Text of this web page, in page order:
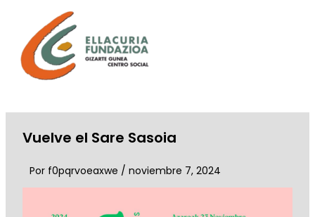
contenido
Vuelve el Sare Sasoia
Por f0pqrvoeaxwe / noviembre 7, 2024